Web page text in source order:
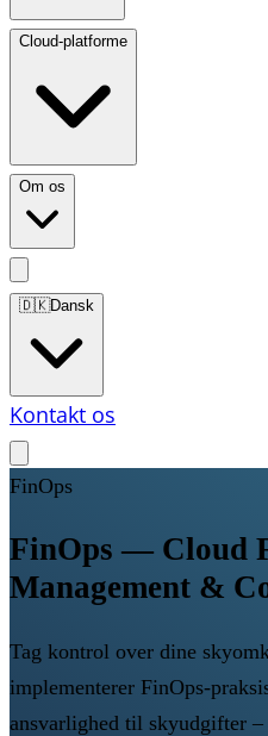
Cloud-platforme
Om os
🇩🇰Dansk
Kontakt os
FinOps
FinOps — Cloud
Management &
Tag kontrol over dine
implementerer FinOps-
ansvarlighed til skyudgifter